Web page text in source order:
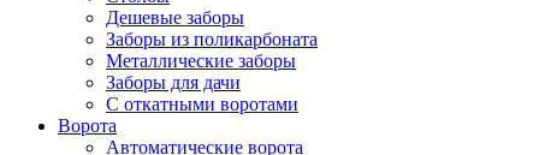
Дешевые заборы
Заборы из поликарбоната
Металлические заборы
Заборы для дачи
С откатными воротами
Ворота
Автоматические ворота